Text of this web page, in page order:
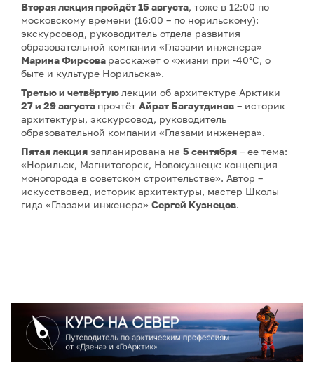
Вторая лекцияпройдёт 15 августа, тоже в 12:00 по
московскому времени (16:00 – по норильскому):
экскурсовод, руководитель отдела развития
образовательной компании «Глазами инженера»
Марина Фирсова расскажет о «жизни при -40°C, о
быте и культуре Норильска».
Третью и четвёртуюлекции об архитектуре Арктики
27 и 29 августа прочтёт Айрат Багаутдинов – историк
архитектуры, экскурсовод, руководитель
образовательной компании «Глазами инженера».
Пятая лекция запланирована на 5 сентября – ее тема:
«Норильск, Магнитогорск, Новокузнецк: концепция
моногорода в советском строительстве». Автор –
искусствовед, историк архитектуры, мастер Школы
гида «Глазами инженера» Сергей Кузнецов.